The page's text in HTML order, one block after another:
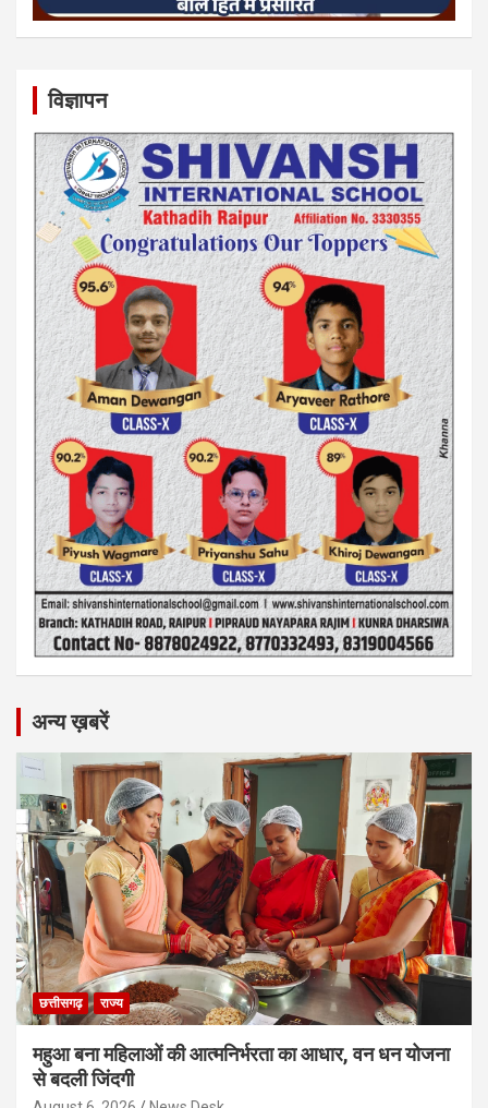
विज्ञापन
अन्य ख़बरें
छत्तीसगढ़ राज्य
महुआ बना महिलाओं की आत्मनिर्भरता का आधार, वन धन योजना
से बदली जिंदगी